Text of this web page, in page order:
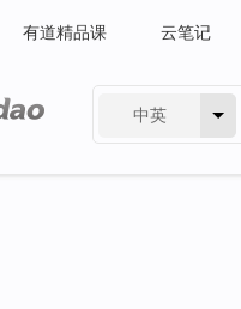
有道精品课 云笔记
中英